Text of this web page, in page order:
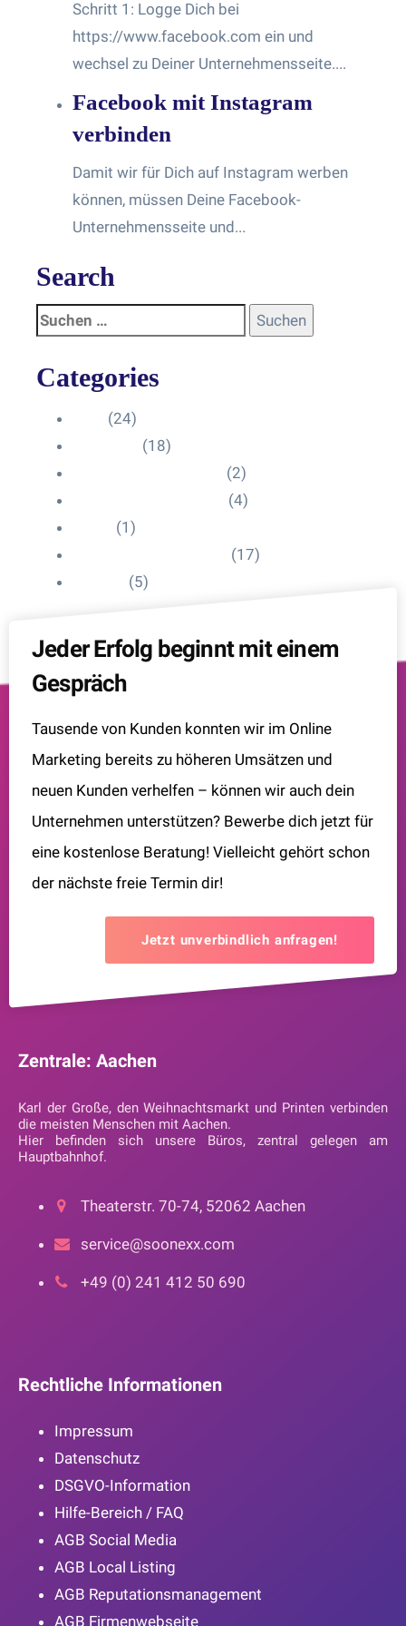
Schritt 1: Logge Dich bei
https://www.facebook.com ein und
wechsel zu Deiner Unternehmensseite....
Facebook mit Instagram
verbinden
Damit wir für Dich auf Instagram werben
können, müssen Deine Facebook-
Unternehmensseite und...
Search
Categories
(24)
(18)
(2)
(4)
(1)
(17)
(5)
Jeder Erfolg beginnt mit einem
Gespräch
Tausende von Kunden konnten wir im Online
Marketing bereits zu höheren Umsätzen und
neuen Kunden verhelfen – können wir auch dein
Unternehmen unterstützen? Bewerbe dich jetzt für
eine kostenlose Beratung! Vielleicht gehört schon
der nächste freie Termin dir!
Jetzt unverbindlich anfragen!
Zentrale: Aachen
Karl der Große, den Weihnachtsmarkt und Printen verbinden
die meisten Menschen mit Aachen.
Hier befinden sich unsere Büros, zentral gelegen am
Hauptbahnhof.
Theaterstr. 70-74, 52062 Aachen
service@soonexx.com
+49 (0) 241 412 50 690
Rechtliche Informationen
Impressum
Datenschutz
DSGVO-Information
Hilfe-Bereich / FAQ
AGB Social Media
AGB Local Listing
AGB Reputationsmanagement
AGB Firmenwebseite